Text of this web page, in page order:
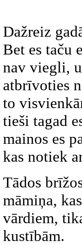
Dažreiz
Bet es taču
nav viegli,
atbrīvoties
to
tieši tagad
mainos es
kas notiek
Tādos
māmiņa,
vārdiem,
kustībām.